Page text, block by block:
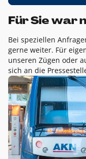
Für Sie war
Bei speziellen
gerne weiter. Für
unseren Zügen oder
sich an die